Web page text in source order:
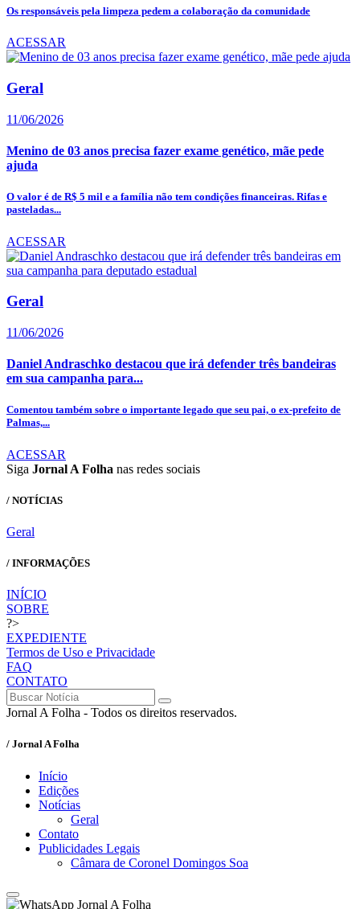
Os responsáveis pela limpeza pedem a colaboração da comunidade
ACESSAR
Geral
11/06/2026
Menino de 03 anos precisa fazer exame genético, mãe pede
ajuda
O valor é de R$ 5 mil e a família não tem condições financeiras. Rifas e
pasteladas...
ACESSAR
Geral
11/06/2026
Daniel Andraschko destacou que irá defender três bandeiras
em sua campanha para...
Comentou também sobre o importante legado que seu pai, o ex-prefeito de
Palmas,...
ACESSAR
Siga Jornal A Folha nas redes sociais
/ NOTÍCIAS
Geral
/ INFORMAÇÕES
INÍCIO
SOBRE
?>
EXPEDIENTE
Termos de Uso e Privacidade
FAQ
CONTATO
Jornal A Folha - Todos os direitos reservados.
/ Jornal A Folha
Início
Edições
Notícias
Geral
Contato
Publicidades Legais
Câmara de Coronel Domingos Soa
Jornal A Folha